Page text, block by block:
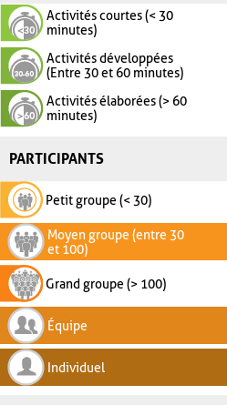
Activités courtes (< 30
minutes)
Activités développées
(Entre 30 et 60 minutes)
Activités élaborées (> 60
minutes)
PARTICIPANTS
Petit groupe (< 30)
Moyen groupe (entre 30
et 100)
Grand groupe (> 100)
Équipe
Individuel